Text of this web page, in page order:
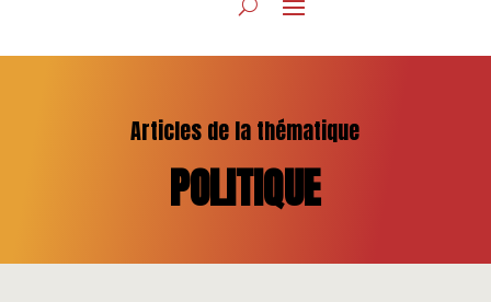
Articles de la thématique
POLITIQUE